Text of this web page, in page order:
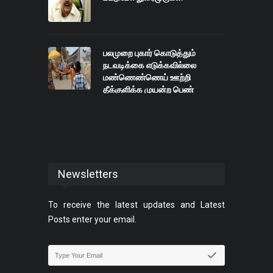
பலமுறை புகார் கொடுத்தும்
நடவடிக்கை எடுக்கவில்லை
மண்ணெண்ணெய் ஊற்றி
தீக்குளிக்க முயன்ற பெண்
Newsletters
To receive the latest updates and Latest
Posts enter your email.